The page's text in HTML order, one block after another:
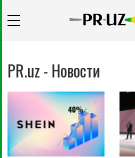
PR.uz - Новости